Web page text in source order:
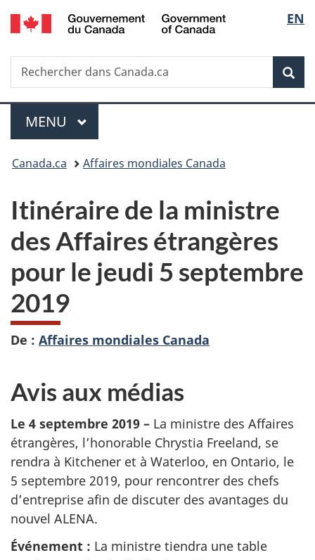
Passer
au
principal
Passer
à
Au
du
Passer
à
version
simplifiée
de
la
EN
Recherche
Rechercher
dans
Menu
MENU PRINCIPAL
Vous
ici :
Canada.ca Affaires mondiales Canada
Itinéraire de la ministre
des Affaires étrangères
pour le jeudi 5 septembre
2019
De : Affaires mondiales Canada
Avis aux médias
Le 4 septembre 2019 – La ministre des Affaires
étrangères, l’honorable Chrystia Freeland, se
rendra à Kitchener et à Waterloo, en Ontario, le
5 septembre 2019, pour rencontrer des chefs
d’entreprise afin de discuter des avantages du
nouvel ALENA.
Événement : La ministre tiendra une table